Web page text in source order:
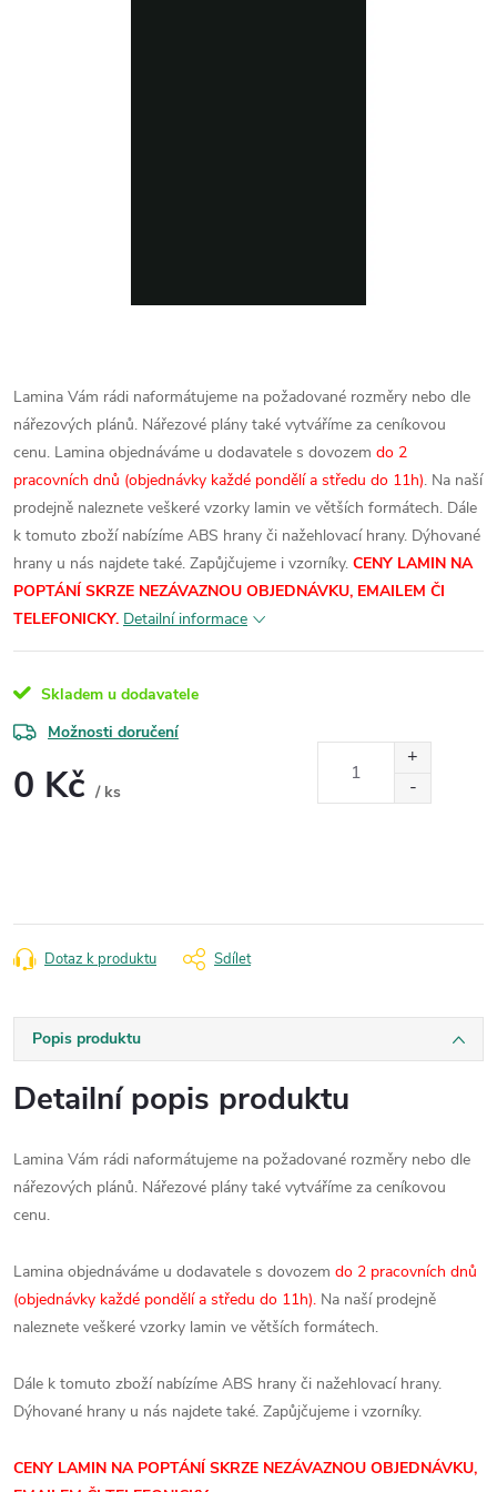
Lamina Vám rádi naformátujeme na požadované rozměry nebo dle
nářezových plánů. Nářezové plány také vytváříme za ceníkovou
cenu. Lamina objednáváme u dodavatele s dovozem do 2
pracovních dnů (objednávky každé pondělí a středu do 11h). Na naší
prodejně naleznete veškeré vzorky lamin ve větších formátech. Dále
k tomuto zboží nabízíme ABS hrany či nažehlovací hrany. Dýhované
hrany u nás najdete také. Zapůjčujeme i vzorníky. CENY LAMIN NA
POPTÁNÍ SKRZE NEZÁVAZNOU OBJEDNÁVKU, EMAILEM ČI
TELEFONICKY. Detailní informace
Skladem u dodavatele
Možnosti doručení
0 Kč / ks
Dotaz k produktu Sdílet
Popis produktu
Detailní popis produktu
Lamina Vám rádi naformátujeme na požadované rozměry nebo dle
nářezových plánů. Nářezové plány také vytváříme za ceníkovou
cenu.
Lamina objednáváme u dodavatele s dovozem do 2 pracovních dnů
(objednávky každé pondělí a středu do 11h). Na naší prodejně
naleznete veškeré vzorky lamin ve větších formátech.
Dále k tomuto zboží nabízíme ABS hrany či nažehlovací hrany.
Dýhované hrany u nás najdete také. Zapůjčujeme i vzorníky.
CENY LAMIN NA POPTÁNÍ SKRZE NEZÁVAZNOU OBJEDNÁVKU,